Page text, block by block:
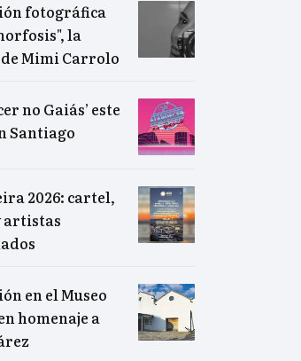
fotográfica
la
Mimi Carrolo
no Gaiás’ este
Santiago
2026: cartel,
artistas
en el Museo
homenaje a